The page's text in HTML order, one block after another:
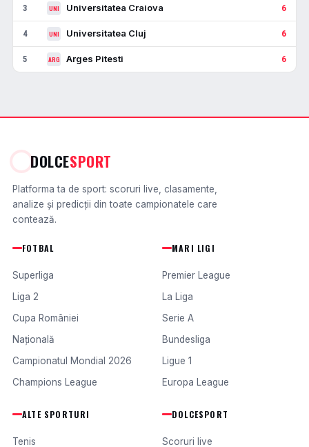
3 UNI Universitatea Craiova 6
4 UNI Universitatea Cluj 6
5 ARG Arges Pitesti 6
DOLCESPORT
Platforma ta de sport: scoruri live, clasamente,
analize și predicții din toate campionatele care
contează.
FOTBAL
Superliga
Liga 2
Cupa României
Națională
Campionatul Mondial 2026
Champions League
MARI LIGI
Premier League
La Liga
Serie A
Bundesliga
Ligue 1
Europa League
ALTE SPORTURI
Tenis
DOLCESPORT
Scoruri live